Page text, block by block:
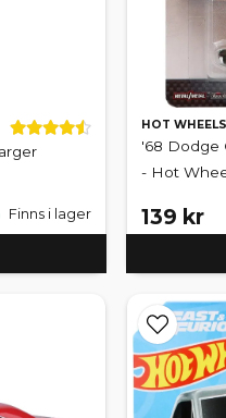
Finns i lager
HOT WHEELS
'68 Dodge
- Hot
139 kr